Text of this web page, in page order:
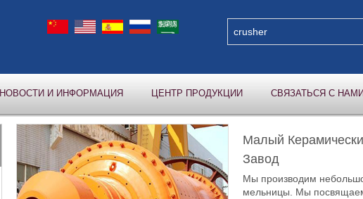
НОВОСТИ И ИНФОРМАЦИЯ ЦЕНТР ПРОДУКЦИИ СВЯЗАТЬСЯ С НАМИ
Малый
Завод
Мы производим
мельницы. Мы